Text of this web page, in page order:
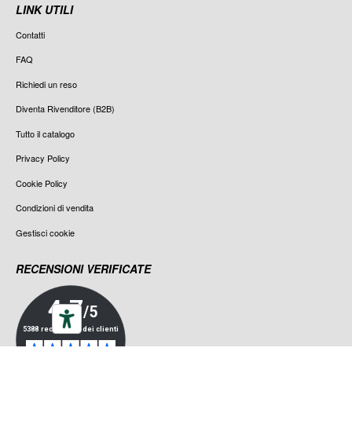
LINK UTILI
Contatti
FAQ
Richiedi un reso
Diventa Rivenditore (B2B)
Tutto il catalogo
Privacy Policy
Cookie Policy
Condizioni di vendita
Gestisci cookie
RECENSIONI VERIFICATE